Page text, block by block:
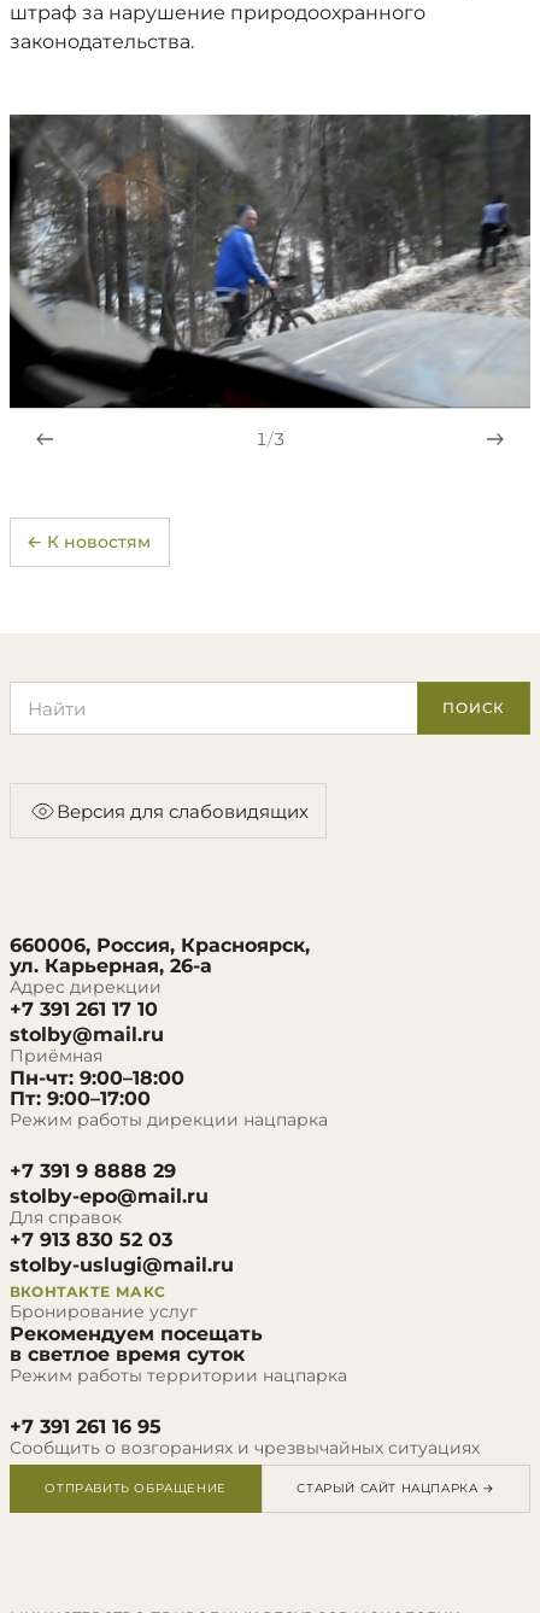
штраф за нарушение природоохранного
законодательства.
1/3
← К новостям
ПОИСК
Версия для слабовидящих
660006, Россия, Красноярск,
ул. Карьерная, 26-а
Адрес дирекции
+7 391 261 17 10
stolby@mail.ru
Приёмная
Пн-чт: 9:00–18:00
Пт: 9:00–17:00
Режим работы дирекции нацпарка
+7 391 9 8888 29
stolby-epo@mail.ru
Для справок
+7 913 830 52 03
stolby-uslugi@mail.ru
ВКОНТАКТЕ МАКС
Бронирование услуг
Рекомендуем посещать
в светлое время суток
Режим работы территории нацпарка
+7 391 261 16 95
Сообщить о возгораниях и чрезвычайных ситуациях
ОТПРАВИТЬ ОБРАЩЕНИЕ СТАРЫЙ САЙТ НАЦПАРКА →